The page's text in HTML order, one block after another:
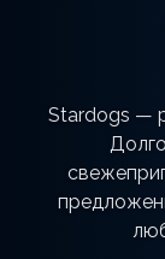
Stardogs —